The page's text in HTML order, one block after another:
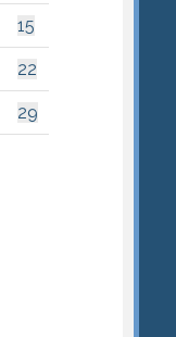
15
22
29